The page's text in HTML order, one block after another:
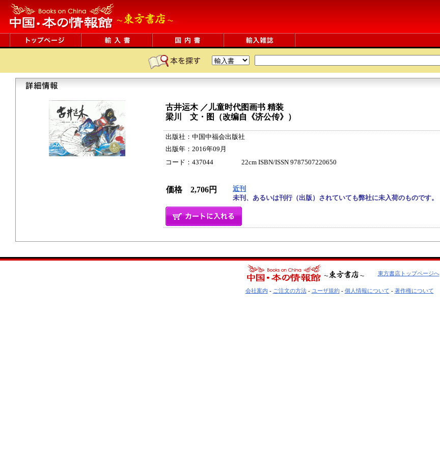
古井运木 ／儿童时代图画书 精装
梁川 文・图（改编自《济公传》）
出版社：中国中福会出版社
出版年：2016年09月
コード：437044 22cm ISBN/ISSN 9787507220650
価格 2,706円
近刊
未刊、あるいは刊行（出版）されていても弊社に未入荷のものです。
東方書店トップページへ
会社案内 - ご注文の方法- ユーザ規約- 個人情報について - 著作権について